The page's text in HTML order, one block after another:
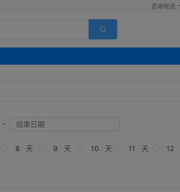
咨询电话
-
8 天 9 天 10 天 11 天 12